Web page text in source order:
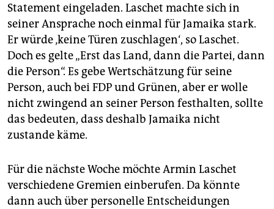
Statement eingeladen. Laschet machte sich in
seiner Ansprache noch einmal für Jamaika stark.
Er würde ‚keine Türen zuschlagen‘, so Laschet.
Doch es gelte „Erst das Land, dann die Partei, dann
die Person“. Es gebe Wertschätzung für seine
Person, auch bei FDP und Grünen, aber er wolle
nicht zwingend an seiner Person festhalten, sollte
das bedeuten, dass deshalb Jamaika nicht
zustande käme.
Für die nächste Woche möchte Armin Laschet
verschiedene Gremien einberufen. Da könnte
dann auch über personelle Entscheidungen